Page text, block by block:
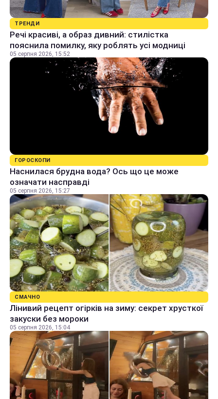
ТРЕНДИ
Речі красиві, а образ дивний: стилістка
пояснила помилку, яку роблять усі модниці
05 серпня 2026, 15:52
ГОРОСКОПИ
Наснилася брудна вода? Ось що це може
означати насправді
05 серпня 2026, 15:27
СМАЧНО
Лінивий рецепт огірків на зиму: секрет хрусткої
закуски без мороки
05 серпня 2026, 15:04